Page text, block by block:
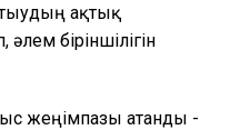
ақтық
біріншілігін
жеңімпазы атанды -